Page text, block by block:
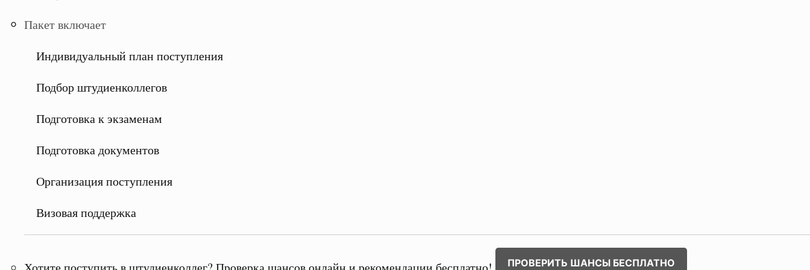
Пакет включает
Индивидуальный план поступления
Подбор штудиенколлегов
Подготовка к экзаменам
Подготовка документов
Организация поступления
Визовая поддержка
ПРОВЕРИТЬ ШАНСЫ БЕСПЛАТНО